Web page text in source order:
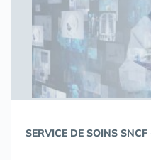
SERVICE DE SOINS